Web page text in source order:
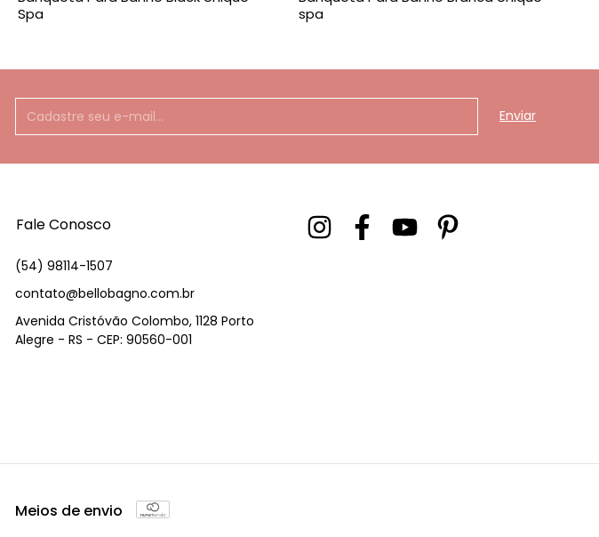
Spa
spa
Fale Conosco
(54) 98114-1507
contato@bellobagno.com.br
Avenida Cristóvão Colombo, 1128 Porto
Alegre - RS - CEP: 90560-001
Meios de envio